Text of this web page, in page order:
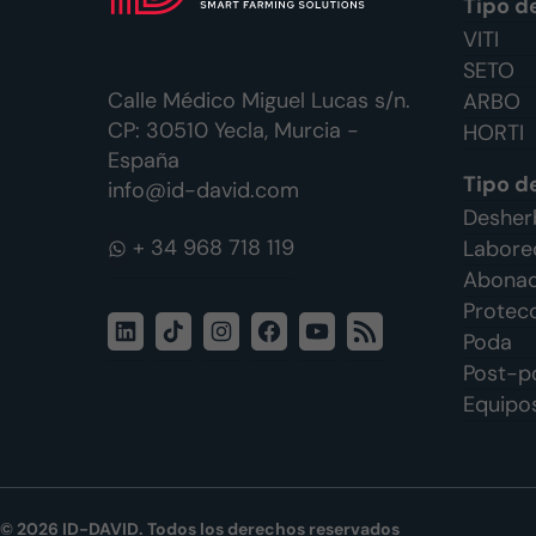
Calle Médico Miguel Lucas s/n.
CP: 30510 Yecla, Murcia -
España
info@id-david.com
WhatsApp
LinkedInTikTokInstagram
FacebookYouTube
Feed
RSS
Tipo
VITI
SETO
ARBO
HORTI
Tipo
Poda
Post-
© 2026 ID-DAVID. Todos los derechos reservados